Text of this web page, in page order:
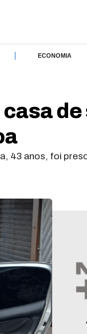
ECONOMIA
43 anos, foi